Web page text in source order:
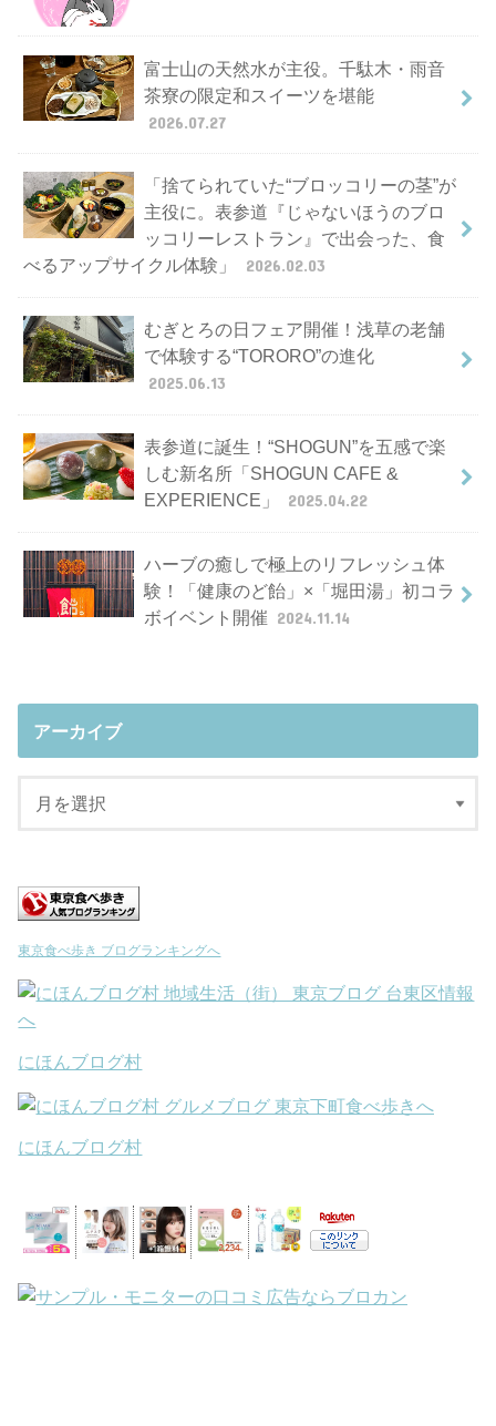
富士山の天然水が主役。千駄木・雨音
茶寮の限定和スイーツを堪能
2026.07.27
「捨てられていた“ブロッコリーの茎”が
主役に。表参道『じゃないほうのブロ
ッコリーレストラン』で出会った、食
べるアップサイクル体験」
2026.02.03
むぎとろの日フェア開催！浅草の老舗
で体験する“TORORO”の進化
2025.06.13
表参道に誕生！“SHOGUN”を五感で楽
しむ新名所「SHOGUN CAFE &
EXPERIENCE」
2025.04.22
ハーブの癒しで極上のリフレッシュ体
験！「健康のど飴」×「堀田湯」初コラ
ボイベント開催 2024.11.14
アーカイブ
東京食べ歩き ブログランキングへ
にほんブログ村
にほんブログ村